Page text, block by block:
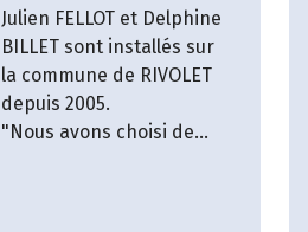
Julien FELLOT et Delphine
BILLET sont installés sur
la commune de RIVOLET
depuis 2005.
"Nous avons choisi de